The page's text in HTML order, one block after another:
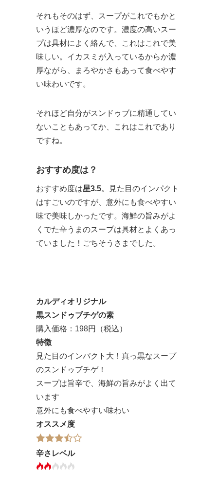
それもそのはず、スープがこれでもかと
いうほど濃厚なのです。濃度の高いスー
プは具材によく絡んで、これはこれで美
味しい。イカスミが入っているからか濃
厚ながら、まろやかさもあって食べやす
い味わいです。
それほど自分がスンドゥブに精通してい
ないこともあってか、これはこれであり
ですね。
おすすめ度は？
おすすめ度は星3.5。見た目のインパクト
はすごいのですが、意外にも食べやすい
味で美味しかったです。海鮮の旨みがよ
くでた辛うまのスープは具材とよくあっ
ていました！ごちそうさまでした。
カルディオリジナル
黒スンドゥブチゲの素
購入価格：198円（税込）
特徴
見た目のインパクト大！真っ黒なスープ
のスンドゥブチゲ！
スープは旨辛で、海鮮の旨みがよく出て
います
意外にも食べやすい味わい
オススメ度
辛さレベル